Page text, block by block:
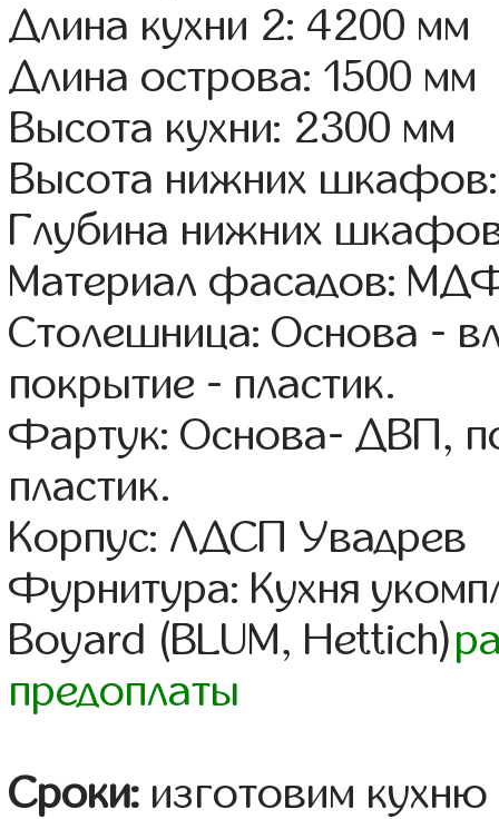
Длина кухни 2: 4200 мм
Длина острова: 1500 мм
Высота кухни: 2300 мм
Высота нижних
Глубина нижних
Материал фасадов:
Столешница: Основа -
покрытие - пластик.
Фартук: Основа- ДВП,
пластик.
Корпус: ЛДСП Увадрев
Фурнитура: Кухня
Boyard (BLUM, Hettich)
предоплаты
Сроки: изготовим